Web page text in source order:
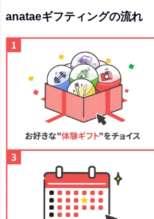
anataeギフティングの流れ